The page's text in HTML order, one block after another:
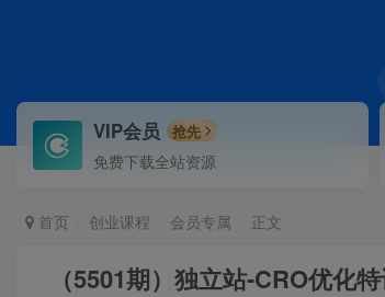
VIP会员 抢先
免费下载全站资源
首页 创业课程 会员专属 正文
（5501期）独立站-CRO优化